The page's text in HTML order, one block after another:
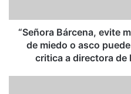
de
miedo
“Señora Bárcena, evite
de miedo o asco
critica a directora de